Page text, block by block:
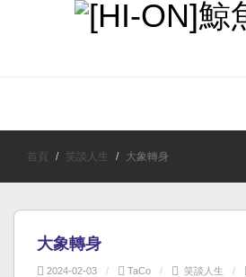
首頁 笑談人生 大象轉身
大象轉身
2024-02-03 TaCo 笑談人生